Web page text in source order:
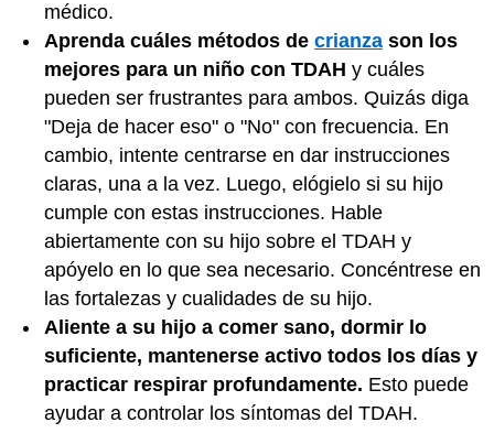
médico.
Aprenda cuáles métodos de crianza son los
mejores para un niño con TDAH y cuáles
pueden ser frustrantes para ambos. Quizás diga
"Deja de hacer eso" o "No" con frecuencia. En
cambio, intente centrarse en dar instrucciones
claras, una a la vez. Luego, elógielo si su hijo
cumple con estas instrucciones. Hable
abiertamente con su hijo sobre el TDAH y
apóyelo en lo que sea necesario. Concéntrese en
las fortalezas y cualidades de su hijo.
Aliente a su hijo a comer sano, dormir lo
suficiente, mantenerse activo todos los días y
practicar respirar profundamente. Esto puede
ayudar a controlar los síntomas del TDAH.